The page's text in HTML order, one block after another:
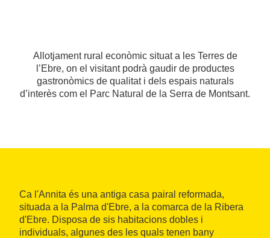
Allotjament rural econòmic situat a les Terres de
l’Ebre, on el visitant podrà gaudir de productes
gastronòmics de qualitat i dels espais naturals
d’interès com el Parc Natural de la Serra de Montsant.
Ca l'Annita és una antiga casa pairal reformada,
situada a la Palma d'Ebre, a la comarca de la Ribera
d'Ebre. Disposa de sis habitacions dobles i
individuals, algunes des les quals tenen bany